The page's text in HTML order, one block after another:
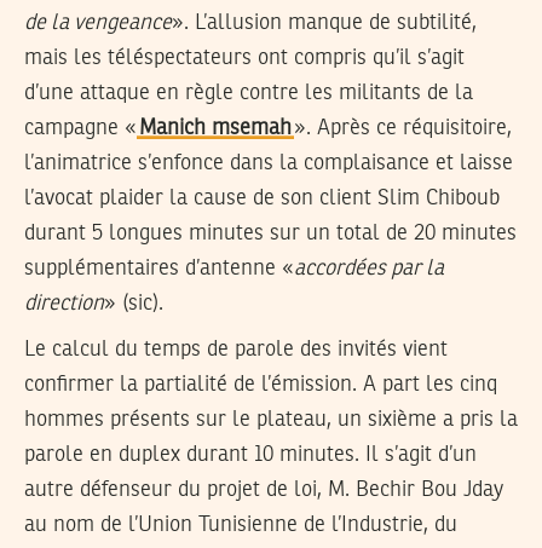
de la vengeance». L’allusion manque de subtilité,
mais les téléspectateurs ont compris qu’il s’agit
d’une attaque en règle contre les militants de la
campagne « Manich msemah». Après ce réquisitoire,
l’animatrice s’enfonce dans la complaisance et laisse
l’avocat plaider la cause de son client Slim Chiboub
durant 5 longues minutes sur un total de 20 minutes
supplémentaires d’antenne «accordées par la
direction» (sic).
Le calcul du temps de parole des invités vient
confirmer la partialité de l’émission. A part les cinq
hommes présents sur le plateau, un sixième a pris la
parole en duplex durant 10 minutes. Il s’agit d’un
autre défenseur du projet de loi, M. Bechir Bou Jday
au nom de l’Union Tunisienne de l’Industrie, du